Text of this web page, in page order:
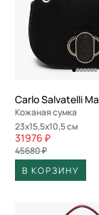
Кожаная сумка
23x15,5x10,5 см
31976 ₽
45680 ₽
В КОРЗИНУ